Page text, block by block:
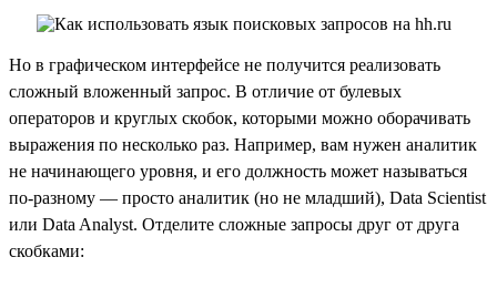
Но в графическом интерфейсе не получится реализовать
сложный вложенный запрос. В отличие от булевых
операторов и круглых скобок, которыми можно оборачивать
выражения по несколько раз. Например, вам нужен аналитик
не начинающего уровня, и его должность может называться
по-разному — просто аналитик (но не младший), Data Scientist
или Data Analyst. Отделите сложные запросы друг от друга
скобками: